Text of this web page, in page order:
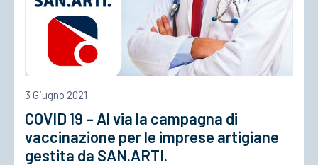
3 Giugno 2021
COVID 19 – Al via la campagna di
vaccinazione per le imprese artigiane
gestita da SAN.ARTI.